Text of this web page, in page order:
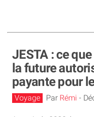
JESTA : ce
la future
payante pour
Voyage Par Rémi -